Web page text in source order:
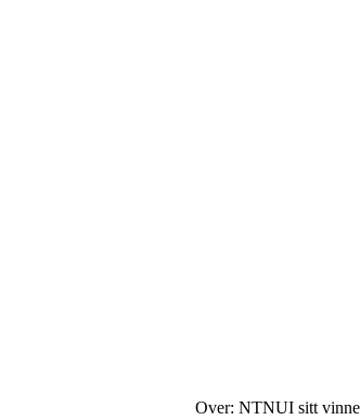
Over: NTNUI sitt